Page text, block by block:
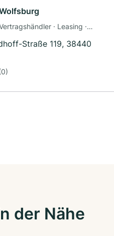
· Leasing ·
Straße 119, 38440
der Nähe